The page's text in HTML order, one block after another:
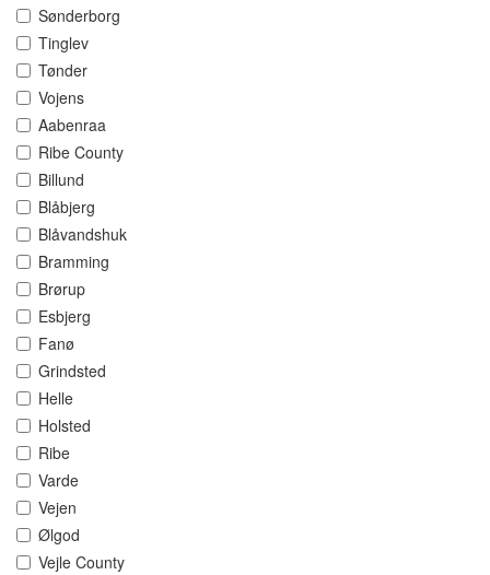
Sønderborg
Tinglev
Tønder
Vojens
Aabenraa
Ribe County
Billund
Blåbjerg
Blåvandshuk
Bramming
Brørup
Esbjerg
Fanø
Grindsted
Helle
Holsted
Ribe
Varde
Vejen
Ølgod
Vejle County